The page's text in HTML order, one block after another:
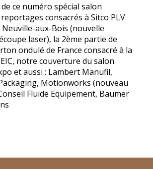
ce numéro spécial salon
consacrés à Sitco PLV
Neuville-aux-Bois (nouvelle
laser), la 2ème partie de
ondulé de France consacré à la
notre couverture du salon
et aussi : Lambert Manufil,
Motionworks (nouveau
Fluide Equipement, Baumer